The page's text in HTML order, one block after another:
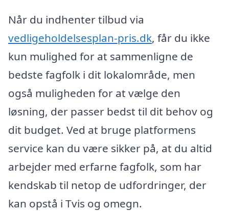
Når du indhenter tilbud via
vedligeholdelsesplan-pris.dk, får du ikke
kun mulighed for at sammenligne de
bedste fagfolk i dit lokalområde, men
også muligheden for at vælge den
løsning, der passer bedst til dit behov og
dit budget. Ved at bruge platformens
service kan du være sikker på, at du altid
arbejder med erfarne fagfolk, som har
kendskab til netop de udfordringer, der
kan opstå i Tvis og omegn.